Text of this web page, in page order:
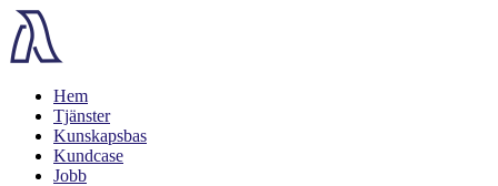
Hem
Tjänster
Kunskapsbas
Kundcase
Jobb